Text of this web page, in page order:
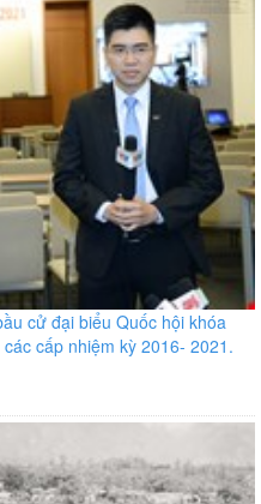
cử đại biểu Quốc hội khóa
cấp nhiệm kỳ 2016- 2021.